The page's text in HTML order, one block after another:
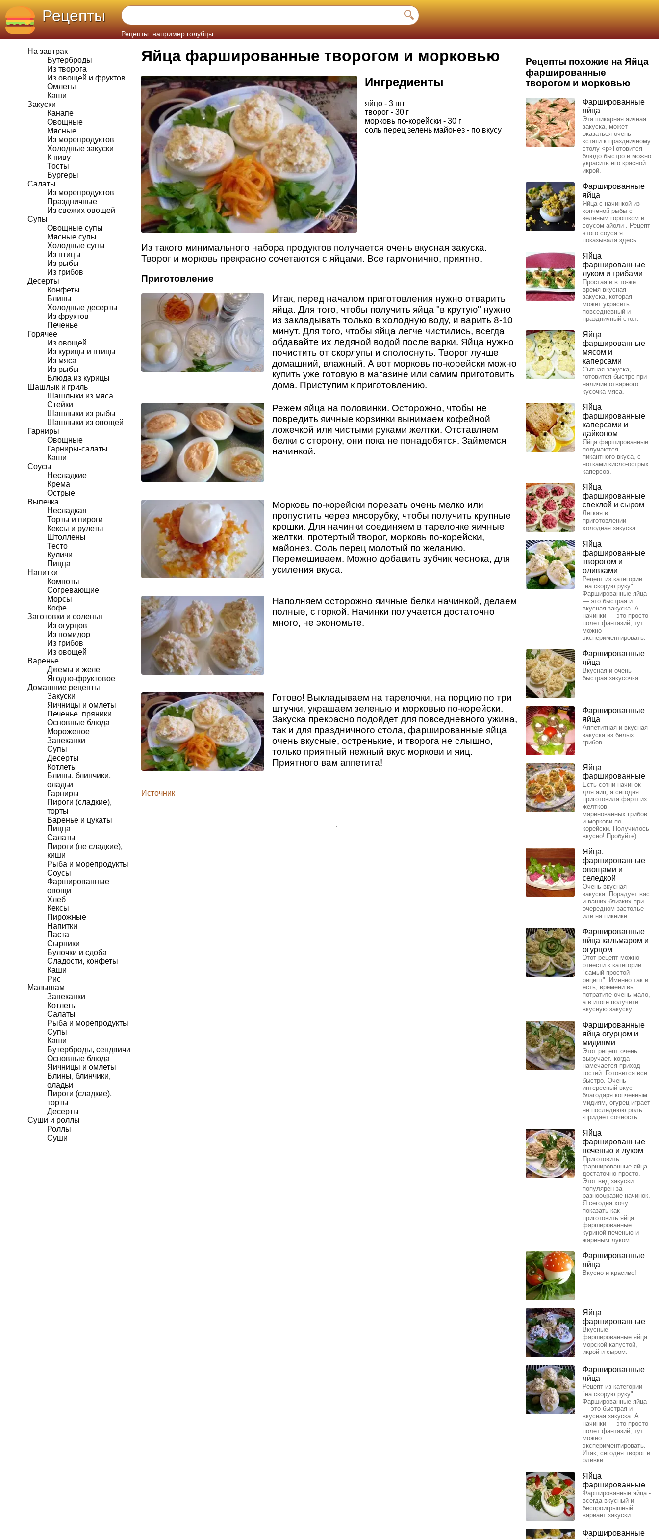
Рецепты
Рецепты: например голубцы
На завтрак
Бутерброды
Из творога
Из овощей и фруктов
Омлеты
Каши
Закуски
Канапе
Овощные
Мясные
Из морепродуктов
Холодные закуски
К пиву
Тосты
Бургеры
Салаты
Из морепродуктов
Праздничные
Из свежих овощей
Супы
Овощные супы
Мясные супы
Холодные супы
Из птицы
Из рыбы
Из грибов
Десерты
Конфеты
Блины
Холодные десерты
Из фруктов
Печенье
Горячее
Из овощей
Из курицы и птицы
Из мяса
Из рыбы
Блюда из курицы
Шашлык и гриль
Шашлыки из мяса
Стейки
Шашлыки из рыбы
Шашлыки из овощей
Гарниры
Овощные
Гарниры-салаты
Каши
Соусы
Несладкие
Крема
Острые
Выпечка
Несладкая
Торты и пироги
Кексы и рулеты
Штоллены
Тесто
Куличи
Пицца
Напитки
Компоты
Согревающие
Морсы
Кофе
Заготовки и соленья
Из огурцов
Из помидор
Из грибов
Из овощей
Варенье
Джемы и желе
Ягодно-фруктовое
Домашние рецепты
Закуски
Яичницы и омлеты
Печенье, пряники
Основные блюда
Мороженое
Запеканки
Супы
Десерты
Котлеты
Блины, блинчики,
оладьи
Гарниры
Пироги (сладкие),
торты
Варенье и цукаты
Пицца
Салаты
Пироги (не сладкие),
киши
Рыба и морепродукты
Соусы
Фаршированные
овощи
Хлеб
Кексы
Пирожные
Напитки
Паста
Сырники
Булочки и сдоба
Сладости, конфеты
Каши
Рис
Малышам
Запеканки
Котлеты
Салаты
Рыба и морепродукты
Супы
Каши
Бутерброды, сендвичи
Основные блюда
Яичницы и омлеты
Блины, блинчики,
оладьи
Пироги (сладкие),
торты
Десерты
Суши и роллы
Роллы
Суши
Яйца фаршированные творогом и морковью
Ингредиенты
яйцо - 3 шт
творог - 30 г
морковь по-корейски - 30 г
соль перец зелень майонез - по вкусу
Из такого минимального набора продуктов получается очень вкусная закуска.
Творог и морковь прекрасно сочетаются с яйцами. Все гармонично, приятно.
Приготовление
Итак, перед началом приготовления нужно отварить
яйца. Для того, чтобы получить яйца "в крутую" нужно
из закладывать только в холодную воду, и варить 8-10
минут. Для того, чтобы яйца легче чистились, всегда
обдавайте их ледяной водой после варки. Яйца нужно
почистить от скорлупы и сполоснуть. Творог лучше
домашний, влажный. А вот морковь по-корейски можно
купить уже готовую в магазине или самим приготовить
дома. Приступим к приготовлению.
Режем яйца на половинки. Осторожно, чтобы не
повредить яичные корзинки вынимаем кофейной
ложечкой или чистыми руками желтки. Отставляем
белки с сторону, они пока не понадобятся. Займемся
начинкой.
Морковь по-корейски порезать очень мелко или
пропустить через мясорубку, чтобы получить крупные
крошки. Для начинки соединяем в тарелочке яичные
желтки, протертый творог, морковь по-корейски,
майонез. Соль перец молотый по желанию.
Перемешиваем. Можно добавить зубчик чеснока, для
усиления вкуса.
Наполняем осторожно яичные белки начинкой, делаем
полные, с горкой. Начинки получается достаточно
много, не экономьте.
Готово! Выкладываем на тарелочки, на порцию по три
штучки, украшаем зеленью и морковью по-корейски.
Закуска прекрасно подойдет для повседневного ужина,
так и для праздничного стола, фаршированные яйца
очень вкусные, остренькие, и творога не слышно,
только приятный нежный вкус моркови и яиц.
Приятного вам аппетита!
Источник
Рецепты похожие на Яйца
фаршированные
творогом и морковью
Фаршированные
яйца
Эта шикарная яичная
закуска, может
оказаться очень
кстати к праздничному
столу <p>Готовится
блюдо быстро и можно
украсить его красной
икрой.
Фаршированные
яйца
Яйца с начинкой из
копченой рыбы с
зеленым горошком и
соусом айоли . Рецепт
этого соуса я
показывала здесь
Яйца
фаршированные
луком и грибами
Простая и в то-же
время вкусная
закуска, которая
может украсить
повседневный и
праздничный стол.
Яйца
фаршированные
мясом и
каперсами
Сытная закуска,
готовится быстро при
наличии отварного
кусочка мяса.
Яйца
фаршированные
каперсами и
дайконом
Яйца фаршированные
получаются
пикантного вкуса, с
нотками кисло-острых
каперсов.
Яйца
фаршированные
свеклой и сыром
Легкая в
приготовлении
холодная закуска.
Яйца
фаршированные
творогом и
оливками
Рецепт из категории
"на скорую руку".
Фаршированные яйца
— это быстрая и
вкусная закуска. А
начинки — это просто
полет фантазий, тут
можно
экспериментировать.
Фаршированные
яйца
Вкусная и очень
быстрая закусочка.
Фаршированные
яйца
Аппетитная и вкусная
закуска из белых
грибов
Яйца
фаршированные
Есть сотни начинок
для яиц, я сегодня
приготовила фарш из
желтков,
маринованных грибов
и моркови по-
корейски. Получилось
вкусно! Пробуйте)
Яйца,
фаршированные
овощами и
селедкой
Очень вкусная
закуска. Порадует вас
и ваших близких при
очередном застолье
или на пикнике.
Фаршированные
яйца кальмаром и
огурцом
Этот рецепт можно
отнести к категории
"самый простой
рецепт". Именно так и
есть, времени вы
потратите очень мало,
а в итоге получите
вкусную закуску.
Фаршированные
яйца огурцом и
мидиями
Этот рецепт очень
выручает, когда
намечается приход
гостей. Готовится все
быстро. Очень
интересный вкус
благодаря копченным
мидиям, огурец играет
не последнюю роль
-придает сочность.
Яйца
фаршированные
печенью и луком
Приготовить
фаршированные яйца
достаточно просто.
Этот вид закуски
популярен за
разнообразие начинок.
Я сегодня хочу
показать как
приготовить яйца
фаршированные
куриной печенью и
жареным луком.
Фаршированные
яйца
Вкусно и красиво!
Яйца
фаршированные
Вкусные
фаршированные яйца
морской капустой,
икрой и сыром.
Фаршированные
яйца
Рецепт из категории
"на скорую руку".
Фаршированные яйца
— это быстрая и
вкусная закуска. А
начинки — это просто
полет фантазий, тут
можно
экспериментировать.
Итак, сегодня творог и
оливки.
Яйца
фаршированные
Фаршированные яйца -
всегда вкусный и
беспроигрышный
вариант закуски.
Фаршированные